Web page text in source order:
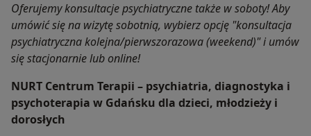
lękiem społecznym, napadami paniki, fobiami i
nadmiernym zamartwianiem się.
Start: 21 września 2026 r.
Poniedziałki, godz. 17:00–19:00
20 cotygodniowych spotkań
Grupa zamknięta: 10–12 osób
Oferujemy konsultacje psychiatryczne także w soboty! Aby
umówić się na wizytę sobotnią, wybierz opcję "konsultacja
psychiatryczna kolejna/pierwszorazowa (weekend)" i umów
się stacjonarnie lub online!
NURT Centrum Terapii – psychiatria, diagnostyka i
psychoterapia w Gdańsku dla dzieci, młodzieży i
dorosłych